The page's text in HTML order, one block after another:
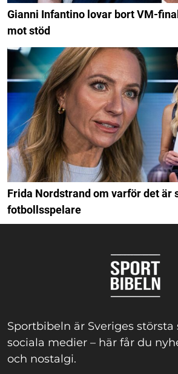
Gianni Infantino lovar bort VM-
mot stöd
Frida Nordstrand om varför det är
fotbollsspelare
Sportbibeln är Sveriges största
sociala medier – här får du
och nostalgi.